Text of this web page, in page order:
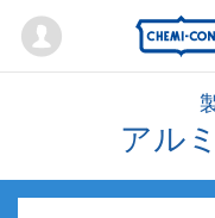
Mypage
アル